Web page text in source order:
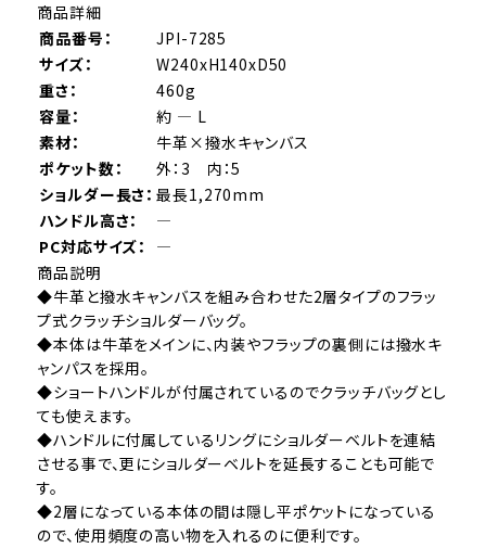
商品詳細
商品番号：
JPI-7285
サイズ：
W240xH140xD50
重さ：
460g
容量：
約 ― L
素材：
牛革×撥水キャンバス
ポケット数：
外：3 内：5
ショルダー長さ： 最長1,270mm
ハンドル高さ：
―
PC対応サイズ：
―
商品説明
◆牛革と撥水キャンバスを組み合わせた2層タイプのフラッ
プ式クラッチショルダーバッグ。
◆本体は牛革をメインに、内装やフラップの裏側には撥水キ
ャンパスを採用。
◆ショートハンドルが付属されているのでクラッチバッグとし
ても使えます。
◆ハンドルに付属しているリングにショルダーベルトを連結
させる事で、更にショルダーベルトを延長することも可能で
す。
◆2層になっている本体の間は隠し平ポケットになっている
ので、使用頻度の高い物を入れるのに便利です。